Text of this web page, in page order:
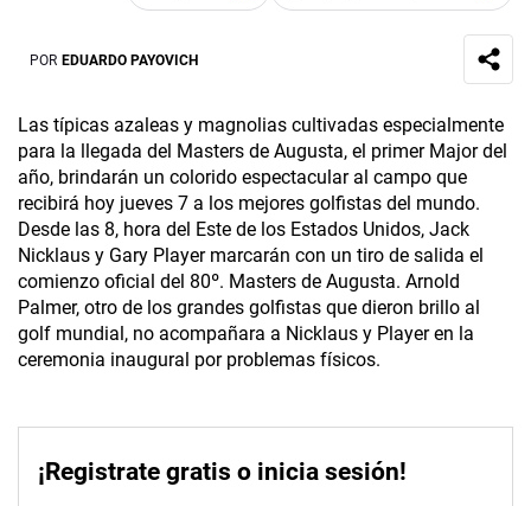
POR EDUARDO PAYOVICH
Las típicas azaleas y magnolias cultivadas especialmente
para la llegada del Masters de Augusta, el primer Major del
año, brindarán un colorido espectacular al campo que
recibirá hoy jueves 7 a los mejores golfistas del mundo.
Desde las 8, hora del Este de los Estados Unidos, Jack
Nicklaus y Gary Player marcarán con un tiro de salida el
comienzo oficial del 80º. Masters de Augusta. Arnold
Palmer, otro de los grandes golfistas que dieron brillo al
golf mundial, no acompañara a Nicklaus y Player en la
ceremonia inaugural por problemas físicos.
¡Registrate gratis o inicia sesión!